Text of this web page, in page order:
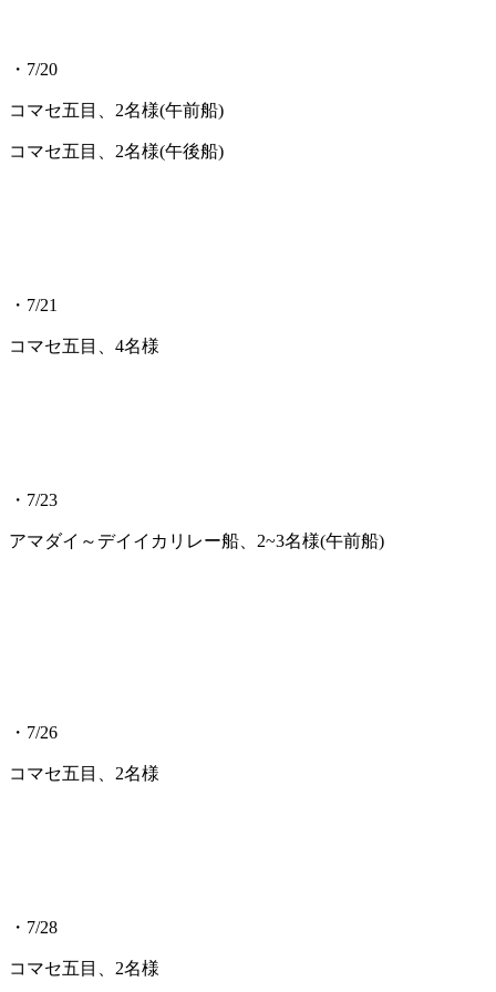
・7/20
コマセ五目、2名様(午前船)
コマセ五目、2名様(午後船)
・7/21
コマセ五目、4名様
・7/23
アマダイ～デイイカリレー船、2~3名様(午前船)
・7/26
コマセ五目、2名様
・7/28
コマセ五目、2名様